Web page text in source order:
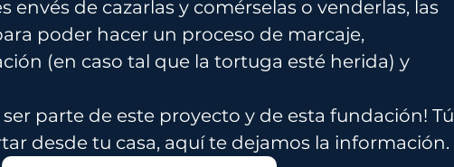
envés de cazarlas y comérselas o venderlas, las
poder hacer un proceso de marcaje,
(en caso tal que la tortuga esté herida) y
ser parte de este proyecto y de esta fundación! Tú
desde tu casa, aquí te dejamos la información.